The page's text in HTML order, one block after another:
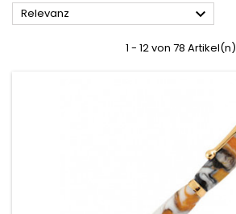
Relevanz 
1 - 12 von 78 Artikel(n)